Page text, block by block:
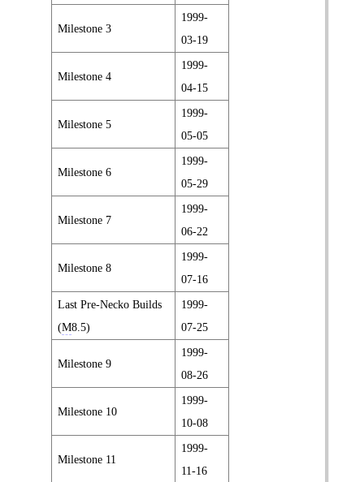
Milestone 3
1999-
03-19
Milestone 4
1999-
04-15
Milestone 5
1999-
05-05
Milestone 6
1999-
05-29
Milestone 7
1999-
06-22
Milestone 8
1999-
07-16
Last Pre-Necko Builds
(M8.5)
1999-
07-25
Milestone 9
1999-
08-26
Milestone 10
1999-
10-08
Milestone 11
1999-
11-16